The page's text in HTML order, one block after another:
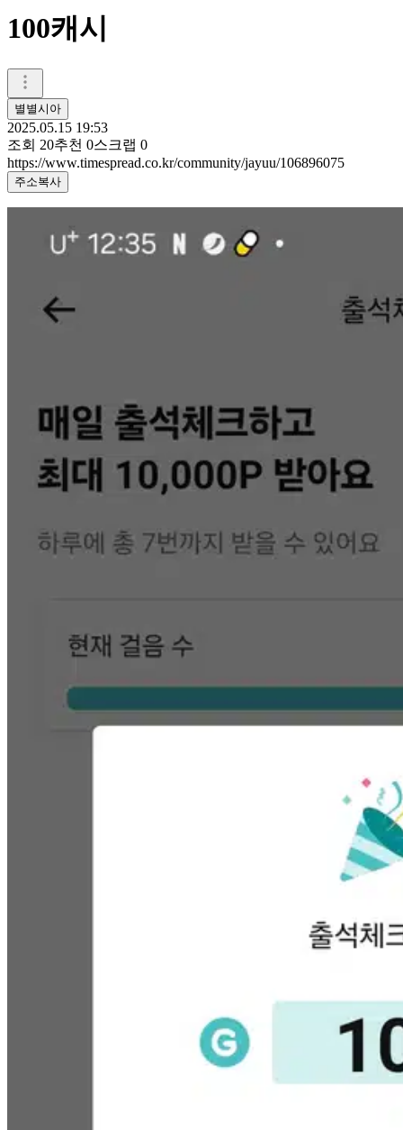
100캐시
별별시아
2025.05.15 19:53
조회 20추천 0스크랩 0
https://www.timespread.co.kr/community/jayuu/106896075
주소복사